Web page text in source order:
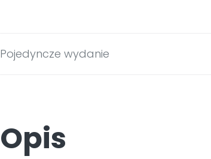
Pojedyncze wydanie
Opis